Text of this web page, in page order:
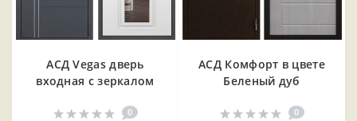
АСД Vegas дверь
входная с зеркалом
0
АСД Комфорт в цвете
Беленый дуб
0